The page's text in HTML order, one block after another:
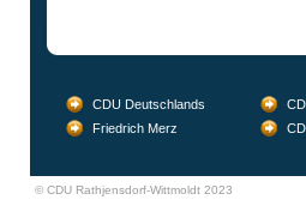
CDU Deutschlands
Friedrich Merz
© CDU Rathjensdorf-Wittmoldt 2023